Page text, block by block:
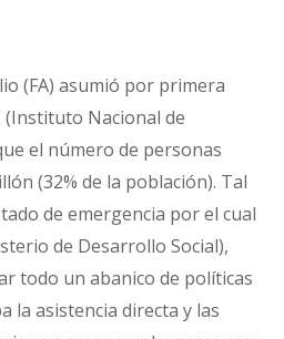
(FA) asumió por primera
(Instituto Nacional de
el número de personas
(32% de la población). Tal
de emergencia por el cual
de Desarrollo Social),
todo un abanico de políticas
la asistencia directa y las